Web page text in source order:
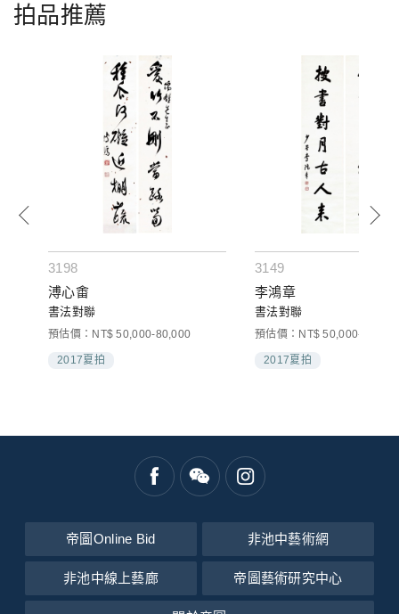
拍品推薦
3198
溥心畬
書法對聯
預估價：NT$ 50,000-80,000
2017夏拍
3149
李鴻章
書法對聯
預估價：NT$ 50,000-80,000
2017夏拍
帝圖Online Bid 非池中藝術網
非池中線上藝廊 帝圖藝術研究中心